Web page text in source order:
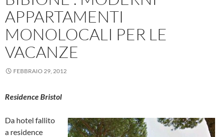
APPARTAMENTI
MONOLOCALI PER LE
VACANZE
FEBBRAIO 29, 2012
Residence Bristol
Da hotel fallito
a residence